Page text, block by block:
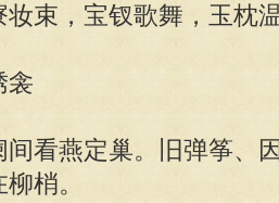
妆束，宝钗歌舞，玉枕
衾
间看燕定巢。旧弹筝、
梢。